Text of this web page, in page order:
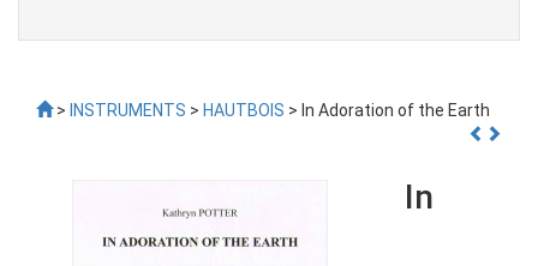
> INSTRUMENTS > HAUTBOIS > In Adoration of the Earth
In